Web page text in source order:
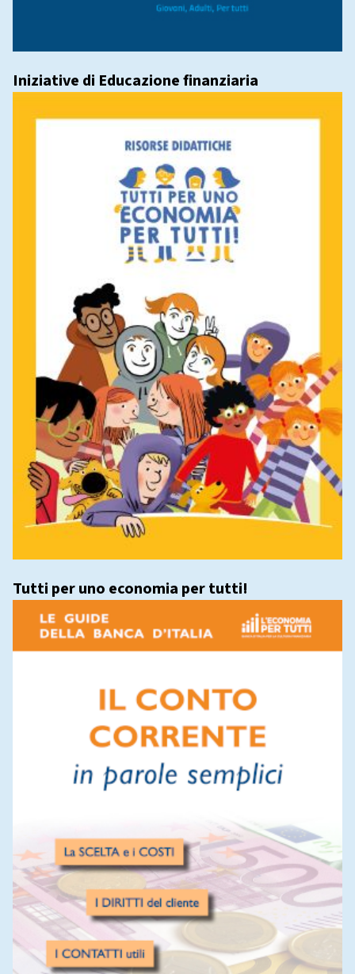
Iniziative di Educazione finanziaria
Tutti per uno economia per tutti!